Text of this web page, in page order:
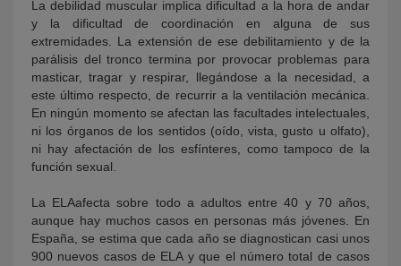
La debilidad muscular implica dificultad a la hora de andar
y la dificultad de coordinación en alguna de sus
extremidades. La extensión de ese debilitamiento y de la
parálisis del tronco termina por provocar problemas para
masticar, tragar y respirar, llegándose a la necesidad, a
este último respecto, de recurrir a la ventilación mecánica.
En ningún momento se afectan las facultades intelectuales,
ni los órganos de los sentidos (oído, vista, gusto u olfato),
ni hay afectación de los esfínteres, como tampoco de la
función sexual.
La ELAafecta sobre todo a adultos entre 40 y 70 años,
aunque hay muchos casos en personas más jóvenes. En
España, se estima que cada año se diagnostican casi unos
900 nuevos casos de ELA y que el número total de casos